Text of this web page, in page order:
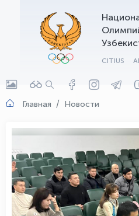
CITIUS
Главная Новости
OLYMPCHIK AI - yordamchi
Онлайн · olympic.uz